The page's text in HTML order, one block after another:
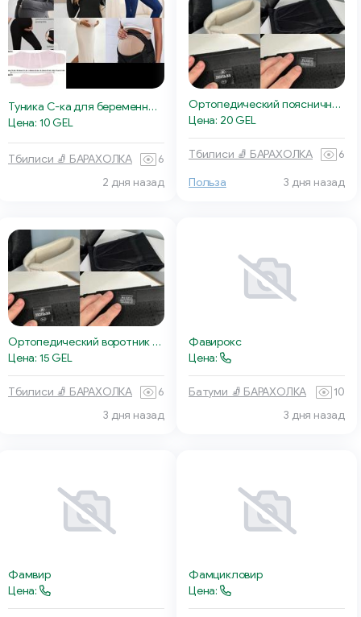
Туника С-ка для беременных, серая
Цена: 10 GEL
Тбилиси 🧦 БАРАХОЛКА
6
2 дня назад
Ортопедический поясничный бандаж «Польза»
Цена: 20 GEL
Тбилиси 🧦 БАРАХОЛКА 6
Польза 3 дня назад
Ортопедический воротник для шеи
Цена: 15 GEL
Тбилиси 🧦 БАРАХОЛКА
6
3 дня назад
Фавирокс
Цена:
Батуми 🧦 БАРАХОЛКА
10
3 дня назад
Фамвир
Цена:
Фамцикловир
Цена: